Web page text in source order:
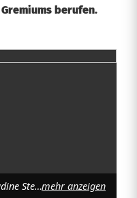
berufen.
Wirtschaftsbeirat 2025. Foto: Nadine Stegemannmehr anzeigen